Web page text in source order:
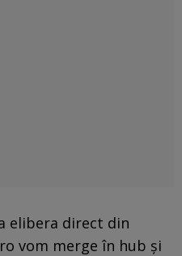
elibera direct din
vom merge în hub şi